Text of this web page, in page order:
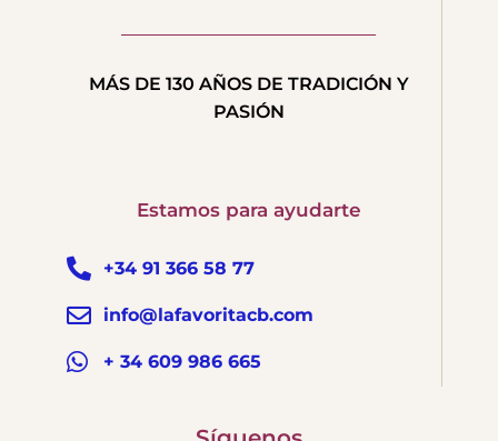
MÁS DE 130 AÑOS DE TRADICIÓN Y
PASIÓN
Estamos para ayudarte
+34 91 366 58 77
info@lafavoritacb.com
+ 34 609 986 665